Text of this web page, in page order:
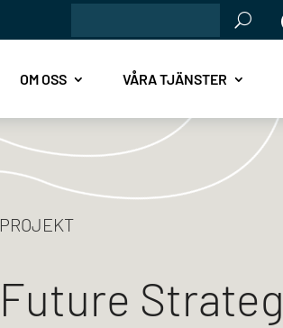
efter:
OM OSS VÅRA TJÄNSTER
PROJEKT
Future